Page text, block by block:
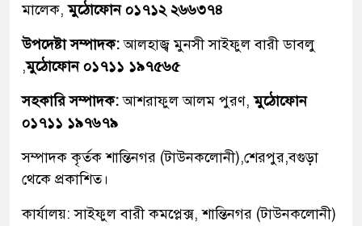
মালেক,মুঠোফোন ০১৭১২ ২৬৬৩৭৪
উপদেষ্টা সম্পাদক:আলহাজ্ব মুনসী সাইফুল বারী ডাবলু
,মুঠোফোন ০১৭১১ ১৯৭৫৬৫
সহকারি সম্পাদক:আশরাফুল আলম পুরণ,মুঠোফোন
০১৭১১ ১৯৭৬৭৯
সম্পাদক কৃর্তক শান্তিনগর (টাউনকলোনী),শেরপুর,বগুড়া
থেকে প্রকাশিত।
কার্যালয়: সাইফুল বারী কমপ্লেক্স, শান্তিনগর (টাউনকলোনী)